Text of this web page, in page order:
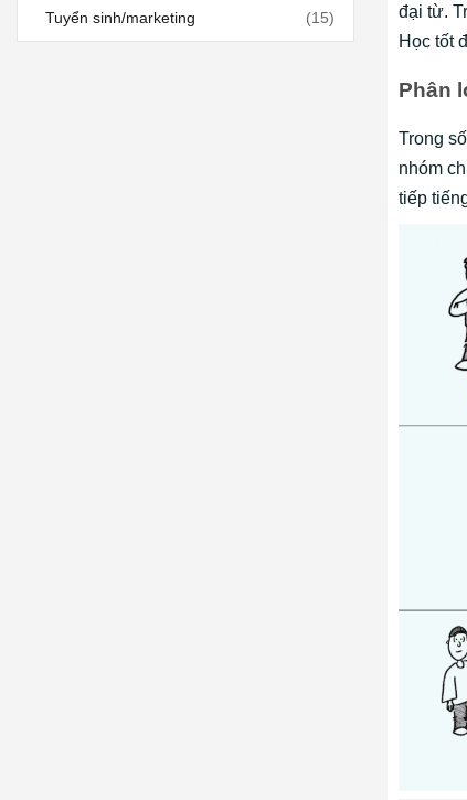
Tuyển sinh/marketing (15)
đại từ.
Học tốt
Phân
Trong
nhóm
tiếp